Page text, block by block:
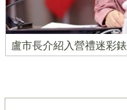
盧市長介紹入營禮迷彩錶